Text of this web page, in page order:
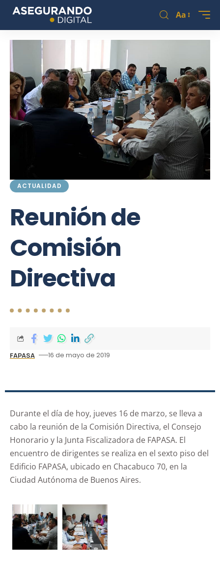
Aa
ACTUALIDAD
Reunión de
Comisión
Directiva
FAPASA 16 de mayo de 2019
Durante el día de hoy, jueves 16 de marzo, se lleva a
cabo la reunión de la Comisión Directiva, el Consejo
Honorario y la Junta Fiscalizadora de FAPASA. El
encuentro de dirigentes se realiza en el sexto piso del
Edificio FAPASA, ubicado en Chacabuco 70, en la
Ciudad Autónoma de Buenos Aires.